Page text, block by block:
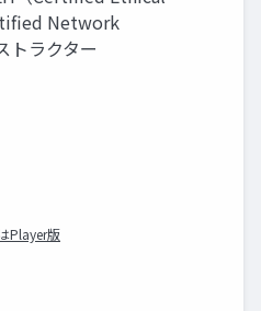
Network
トラクター
Player版